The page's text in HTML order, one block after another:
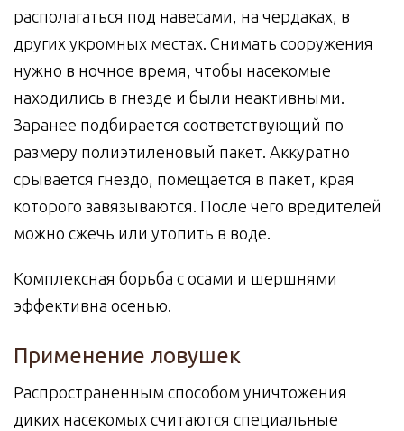
располагаться под навесами, на чердаках, в
других укромных местах. Снимать сооружения
нужно в ночное время, чтобы насекомые
находились в гнезде и были неактивными.
Заранее подбирается соответствующий по
размеру полиэтиленовый пакет. Аккуратно
срывается гнездо, помещается в пакет, края
которого завязываются. После чего вредителей
можно сжечь или утопить в воде.
Комплексная борьба с осами и шершнями
эффективна осенью.
Применение ловушек
Распространенным способом уничтожения
диких насекомых считаются специальные